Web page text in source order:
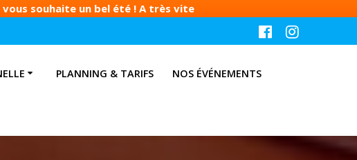
souhaite un bel été ! A très vite
PLANNING & TARIFS NOS ÉVÉNEMENTS